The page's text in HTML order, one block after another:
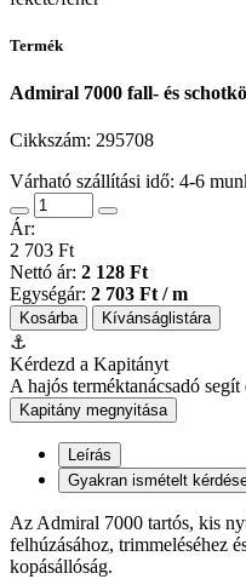
Termék
Admiral 7000 fall- és
Cikkszám: 295708
Várható szállítási idő: 4-6
Ár:
2 703 Ft
Nettó ár: 2 128 Ft
Egységár: 2 703 Ft / m
Kosárba Kívánságlistára
⚓
Kérdezd a Kapitányt
A hajós terméktanácsadó
Kapitány megnyitása
Leírás
Gyakran ismételt
Az Admiral 7000 tartós, kis
felhúzásához, trimmeléséhez
kopásállóság.